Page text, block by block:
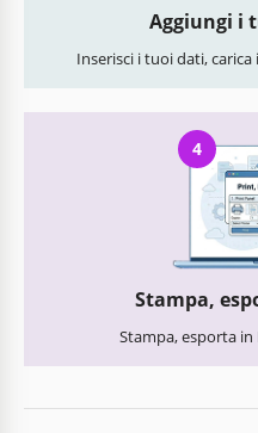
Aggiungi i
Inserisci i tuoi dati,
4
Stampa,
Stampa, esporta